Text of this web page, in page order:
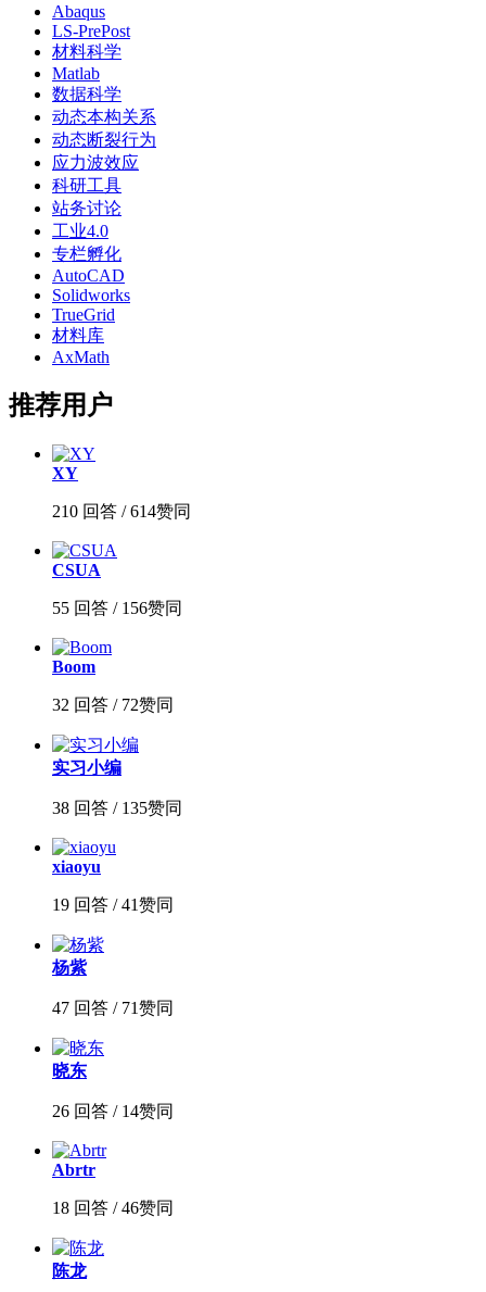
Abaqus
LS-PrePost
材料科学
Matlab
数据科学
动态本构关系
动态断裂行为
应力波效应
科研工具
站务讨论
工业4.0
专栏孵化
AutoCAD
Solidworks
TrueGrid
材料库
AxMath
推荐用户
XY
210 回答 / 614赞同
CSUA
55 回答 / 156赞同
Boom
32 回答 / 72赞同
实习小编
38 回答 / 135赞同
xiaoyu
19 回答 / 41赞同
杨紫
47 回答 / 71赞同
晓东
26 回答 / 14赞同
Abrtr
18 回答 / 46赞同
陈龙